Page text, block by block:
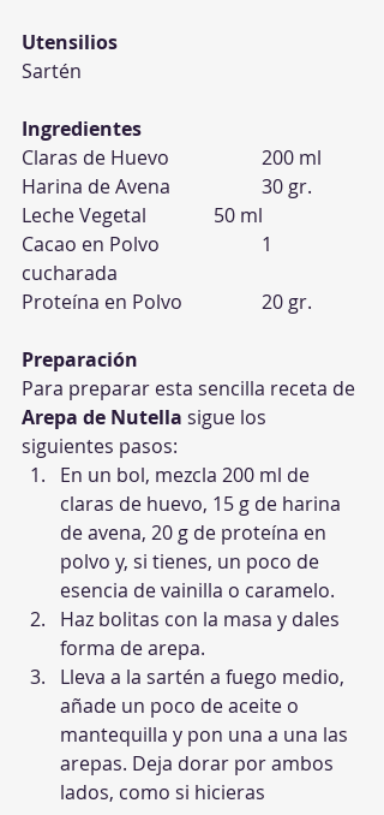
Utensilios
Sartén
Ingredientes
Claras de Huevo 		200 ml
Harina de Avena 		30 gr.
Leche Vegetal 		50 ml
Cacao en Polvo 		1
cucharada
Proteína en Polvo 		20 gr.
Preparación
Para preparar esta sencilla receta de
Arepa de Nutella sigue los
siguientes pasos:
En un bol, mezcla 200 ml de
claras de huevo, 15 g de harina
de avena, 20 g de proteína en
polvo y, si tienes, un poco de
esencia de vainilla o caramelo.
Haz bolitas con la masa y dales
forma de arepa.
Lleva a la sartén a fuego medio,
añade un poco de aceite o
mantequilla y pon una a una las
arepas. Deja dorar por ambos
lados, como si hicieras